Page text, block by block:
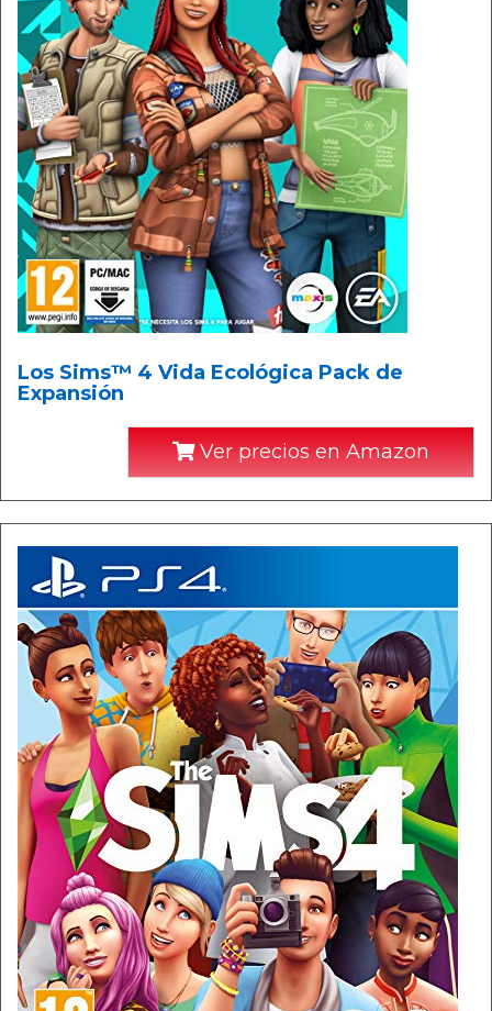
Los Sims™ 4 Vida Ecológica Pack de
Expansión
Ver precios en Amazon